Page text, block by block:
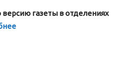
газеты в отделениях